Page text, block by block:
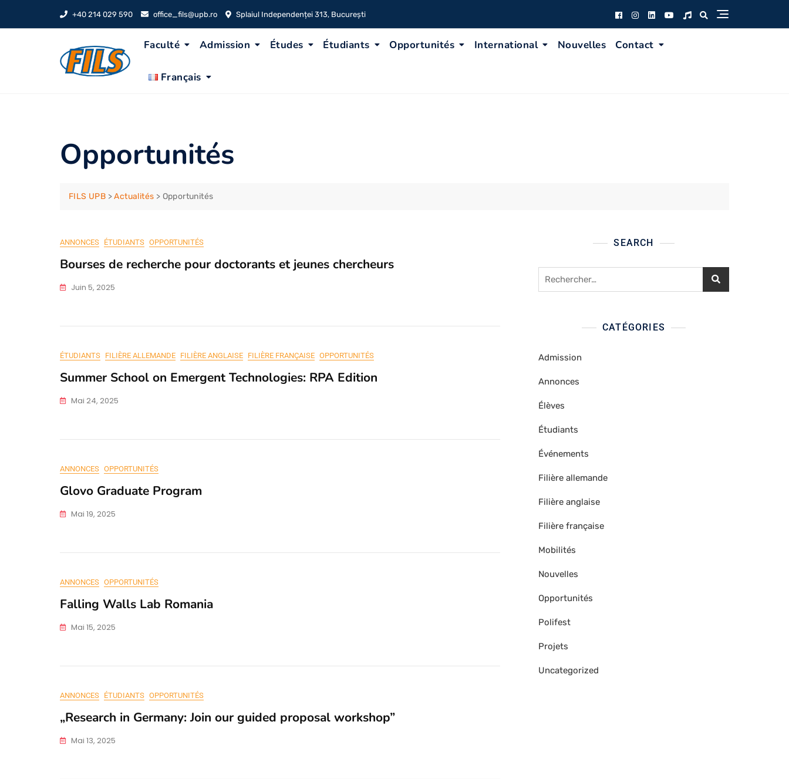
+40 214 029 590 office_fils@upb.ro Splaiul Independenței 313, București
Faculté Admission Études Étudiants Opportunités International Nouvelles Contact
Français
Opportunités
FILS UPB >Actualités > Opportunités
ANNONCES ÉTUDIANTS OPPORTUNITÉS
Bourses de recherche pour doctorants et jeunes chercheurs
Juin 5, 2025
ÉTUDIANTS FILIÈRE ALLEMANDE FILIÈRE ANGLAISE FILIÈRE FRANÇAISE OPPORTUNITÉS
Summer School on Emergent Technologies: RPA Edition
Mai 24, 2025
ANNONCES OPPORTUNITÉS
Glovo Graduate Program
Mai 19, 2025
ANNONCES OPPORTUNITÉS
Falling Walls Lab Romania
Mai 15, 2025
ANNONCES ÉTUDIANTS OPPORTUNITÉS
„Research in Germany: Join our guided proposal workshop”
Mai 13, 2025
SEARCH
Rechercher :
CATÉGORIES
Admission
Annonces
Élèves
Étudiants
Événements
Filière allemande
Filière anglaise
Filière française
Mobilités
Nouvelles
Opportunités
Polifest
Projets
Uncategorized